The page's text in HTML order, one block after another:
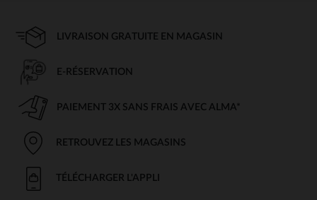
LIVRAISON GRATUITE EN MAGASIN
E-RÉSERVATION
PAIEMENT 3X SANS FRAIS AVEC ALMA*
RETROUVEZ LES MAGASINS
TÉLÉCHARGER L'APPLI